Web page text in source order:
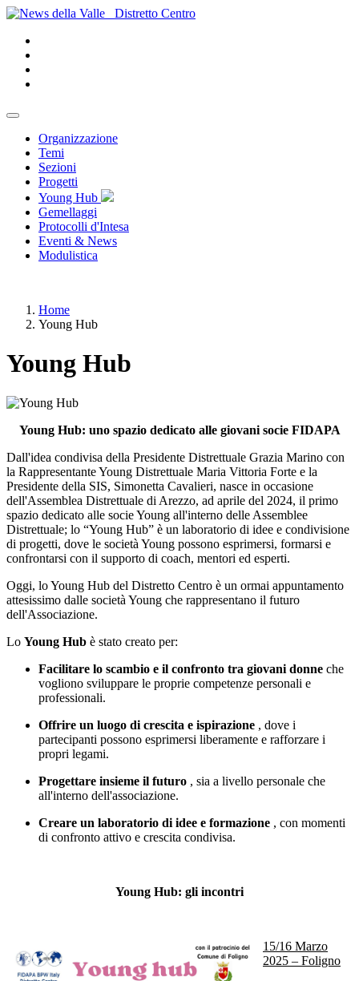
Distretto Centro
Organizzazione
Temi
Sezioni
Progetti
Young Hub
Gemellaggi
Protocolli d'Intesa
Eventi & News
Modulistica
Home
Young Hub
Young Hub
Young Hub: uno spazio dedicato alle giovani socie FIDAPA
Dall'idea condivisa della Presidente Distrettuale Grazia Marino con
la Rappresentante Young Distrettuale Maria Vittoria Forte e la
Presidente della SIS, Simonetta Cavalieri, nasce in occasione
dell'Assemblea Distrettuale di Arezzo, ad aprile del 2024, il primo
spazio dedicato alle socie Young all'interno delle Assemblee
Distrettuale; lo “Young Hub” è un laboratorio di idee e condivisione
di progetti, dove le società Young possono esprimersi, formarsi e
confrontarsi con il supporto di coach, mentori ed esperti.
Oggi, lo Young Hub del Distretto Centro è un ormai appuntamento
attesissimo dalle società Young che rappresentano il futuro
dell'Associazione.
Lo Young Hub è stato creato per:
Facilitare lo scambio e il confronto tra giovani donne che
vogliono sviluppare le proprie competenze personali e
professionali.
Offrire un luogo di crescita e ispirazione , dove i
partecipanti possono esprimersi liberamente e rafforzare i
propri legami.
Progettare insieme il futuro , sia a livello personale che
all'interno dell'associazione.
Creare un laboratorio di idee e formazione , con momenti
di confronto attivo e crescita condivisa.
Young Hub: gli incontri
15/16 Marzo
2025 – Foligno